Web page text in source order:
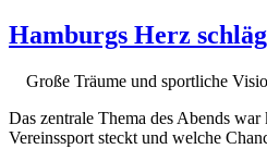
Hamburgs Herz
Große Träume und sportliche
Das zentrale Thema des Abends
Vereinssport steckt und welche